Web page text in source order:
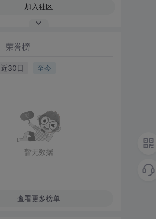
加入社区
荣誉榜
近30日 至今
暂无数据
查看更多榜单